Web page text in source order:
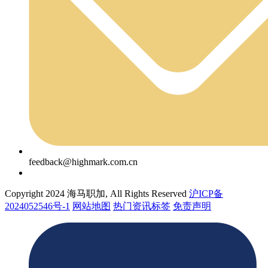
feedback@highmark.com.cn
Copyright 2024 海马职加, All Rights Reserved 沪ICP备
2024052546号-1 网站地图 热门资讯标签 免责声明